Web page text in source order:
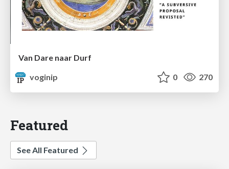
Van Dare naar Durf
voginip
0 270
Featured
See All Featured